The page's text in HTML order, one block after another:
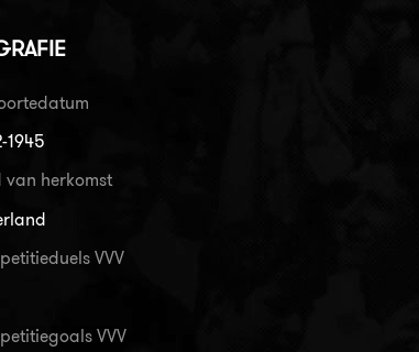
1945
van herkomst
VVV
VVV